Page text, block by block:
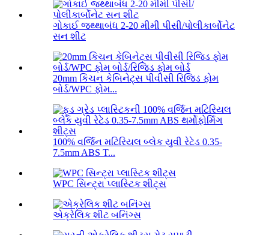
ગોકાઈ જથ્થાબંધ 2-20 મીમી પીસી/પોલીકાર્બોનેટ
સન શીટ
20mm કિચન કેબિનેટ્સ પીવીસી રિજિડ ફોમ
બોર્ડ/WPC ફોમ...
100% વર્જિન મટિરિયલ બ્લેક યુવી રેટેડ 0.35-
7.5mm ABS T...
WPC સિન્ટ્રા પ્લાસ્ટિક શીટ્સ
એક્રેલિક શીટ બનિંગ્સ